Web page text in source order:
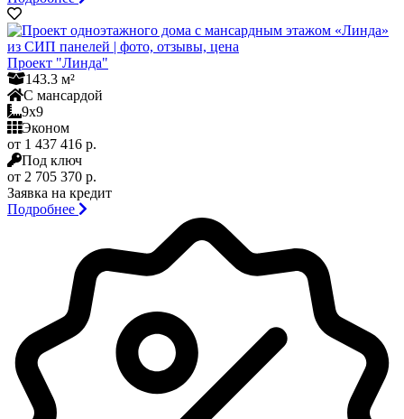
Проект "Линда"
143.3 м²
С мансардой
9x9
Эконом
от 1 437 416 р.
Под ключ
от 2 705 370 р.
Заявка на кредит
Подробнее